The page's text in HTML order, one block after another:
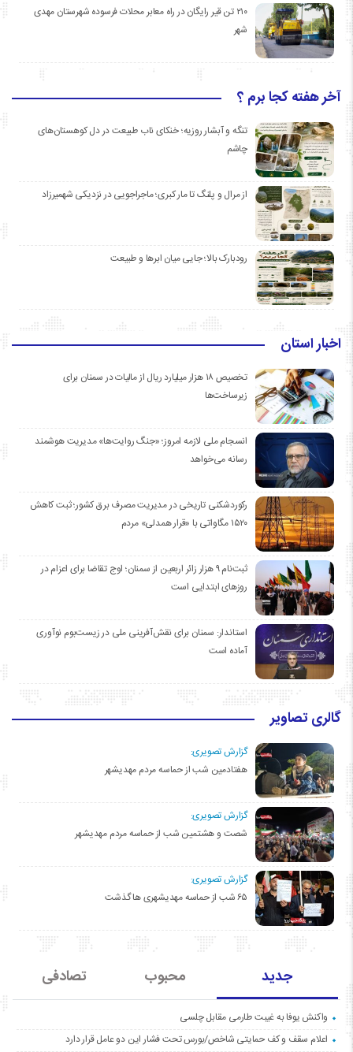
۲۱۰ تن قیر رایگان در راه معابر محلات فرسوده شهرستان مهدی
شهر
آخر هفته کجا برم ؟
تنگه و آبشار روزیه؛ خنکای ناب طبیعت در دل کوهستان‌های
چاشم
از مرال و پلنگ تا مار کبری؛ ماجراجویی در نزدیکی شهمیرزاد
رودبارک بالا؛ جایی میان ابرها و طبیعت
اخبار استان
تخصیص ۱۸ هزار میلیارد ریال از مالیات در سمنان برای
زیرساخت‌ها
انسجام ملی لازمه امروز؛ «جنگ روایت‌ها» مدیریت هوشمند
رسانه می‌خواهد
رکوردشکنی تاریخی در مدیریت مصرف برق کشور؛ ثبت کاهش
۱۵۲۰ مگاواتی با «قرار همدلی» مردم
ثبت‌نام ۹ هزار زائر اربعین از سمنان؛ اوج تقاضا برای اعزام در
روزهای ابتدایی است
استاندار: سمنان برای نقش‌آفرینی ملی در زیست‌بوم نوآوری
آماده است
گالری تصاویر
گزارش تصویری:
هفتادمین شب از حماسه مردم مهدیشهر
گزارش تصویری:
شصت و هشتمین شب از حماسه مردم مهدیشهر
گزارش تصویری:
۶۵ شب از حماسه مهدیشهری ها گذشت
جدید محبوب تصادفی
واکنش یوفا به غیبت طارمی مقابل چلسی
اعلام سقف و کف حمایتی شاخص/بورس تحت فشار این دو عامل قرار دارد